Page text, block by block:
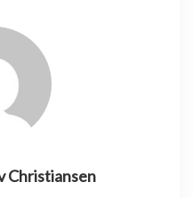
Christiansen